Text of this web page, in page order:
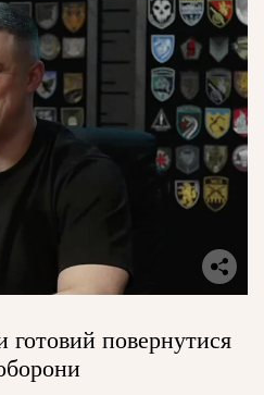
готовий повернутися